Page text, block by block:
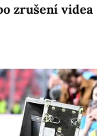
zrušení videa